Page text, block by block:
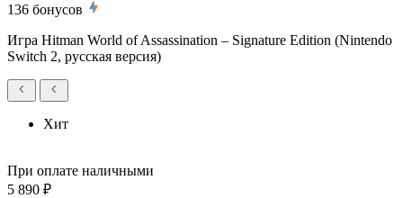
136 бонусов
Игра Hitman World of Assassination – Signature Edition (Nintendo
Switch 2, русская версия)
Хит
При оплате наличными
5 890 ₽